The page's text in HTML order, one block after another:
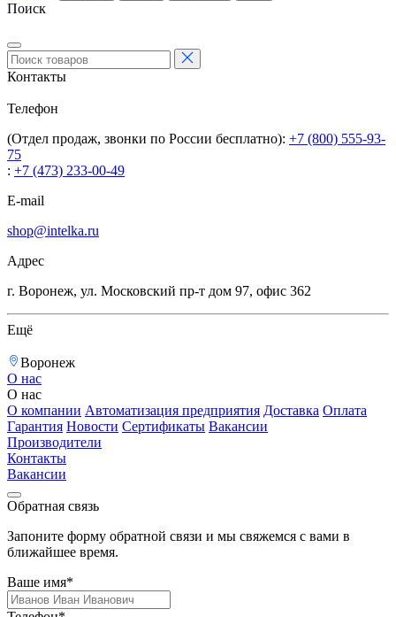
Поиск
Контакты
Телефон
(Отдел продаж, звонки по России бесплатно): +7 (800) 555-93-
75
: +7 (473) 233-00-49
E-mail
shop@intelka.ru
Адрес
г. Воронеж, ул. Московский пр-т дом 97, офис 362
Ещё
Воронеж
О нас
О нас
О компании Автоматизация предприятия Доставка Оплата
Гарантия Новости Сертификаты Вакансии
Производители
Контакты
Вакансии
Обратная связь
Запоните форму обратной связи и мы свяжемся с вами в
ближайшее время.
Ваше имя*